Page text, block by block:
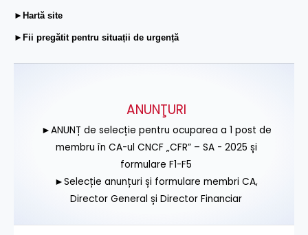
►Hartă site
►Fii pregătit pentru situații de urgență
ANUNŢURI
►ANUNȚ de selecție pentru ocuparea a 1 post de
membru în CA-ul CNCF „CFR” – SA - 2025 și
formulare F1-F5
►Selecție anunțuri și formulare membri CA,
Director General și Director Financiar